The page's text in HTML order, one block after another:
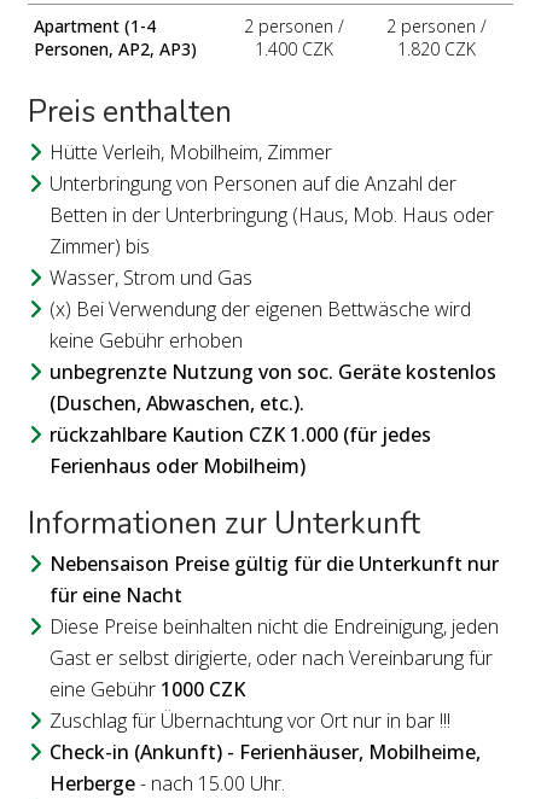
Apartment (1-4
Personen, AP2, AP3)
2 personen /
1.400 CZK
2 personen /
1.820 CZK
Preis enthalten
Hütte Verleih, Mobilheim, Zimmer
Unterbringung von Personen auf die Anzahl der
Betten in der Unterbringung (Haus, Mob. Haus oder
Zimmer) bis
Wasser, Strom und Gas
(x) Bei Verwendung der eigenen Bettwäsche wird
keine Gebühr erhoben
unbegrenzte Nutzung von soc. Geräte kostenlos
(Duschen, Abwaschen, etc.).
rückzahlbare Kaution CZK 1.000 (für jedes
Ferienhaus oder Mobilheim)
Informationen zur Unterkunft
Nebensaison Preise gültig für die Unterkunft nur
für eine Nacht
Diese Preise beinhalten nicht die Endreinigung, jeden
Gast er selbst dirigierte, oder nach Vereinbarung für
eine Gebühr 1000 CZK
Zuschlag für Übernachtung vor Ort nur in bar !!!
Check-in (Ankunft) - Ferienhäuser, Mobilheime,
Herberge- nach 15.00 Uhr.